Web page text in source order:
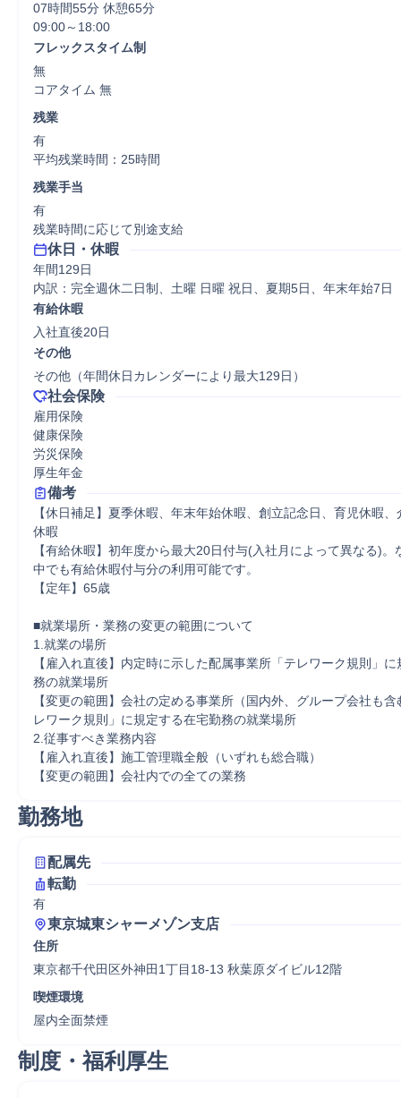
07時間55分 休憩65分
フレックスタイム制
無
コアタイム 無
残業
有
平均残業時間：25時間
残業手当
有
残業時間に応じて別途支給
休日・休暇
年間129日
内訳：完全週休二日制、土曜 日曜 祝日、夏期5日、年末年始7日
有給休暇
入社直後20日
その他
その他（年間休日カレンダーにより最大129日）
社会保険
雇用保険
健康保険
労災保険
厚生年金
備考
【休日補足】夏季休暇、年末年始休暇、創立記念日、育児休暇
休暇
【有給休暇】初年度から最大20日付与(入社月によって異なる)。
中でも有給休暇付与分の利用可能です。
【定年】65歳
■就業場所・業務の変更の範囲について
1.就業の場所
【雇入れ直後】内定時に示した配属事業所「テレワーク規則」
務の就業場所
【変更の範囲】会社の定める事業所（国内外、グループ会社も
レワーク規則」に規定する在宅勤務の就業場所
2.従事すべき業務内容
【雇入れ直後】施工管理職全般（いずれも総合職）
【変更の範囲】会社内での全ての業務
勤務地
配属先
転勤
有
東京城東シャーメゾン支店
住所
東京都千代田区外神田1丁目18-13 秋葉原ダイビル12階
喫煙環境
屋内全面禁煙
制度・福利厚生